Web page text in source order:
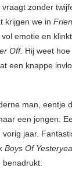
zonder
krijgen we in
emotie en
Off. Hij weet
een knappe
man, eentje
een jongen.
jaar.
Boys Of
benadrukt.